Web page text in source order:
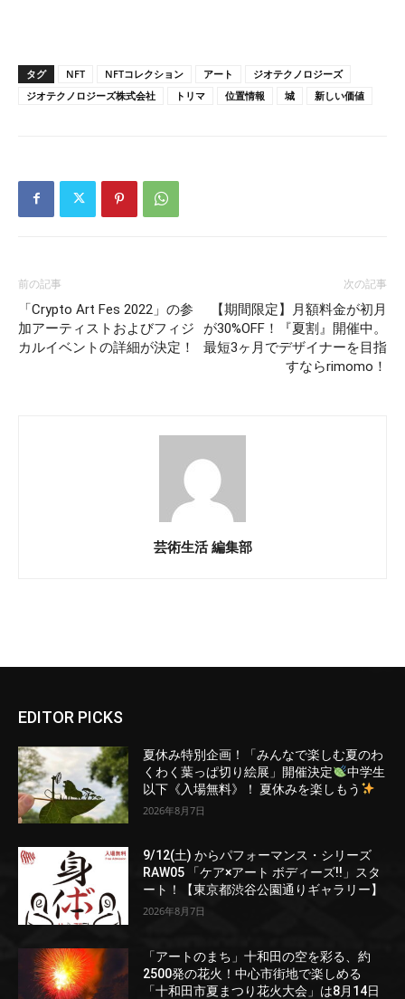
タグ NFT NFTコレクション アート
ジオテクノロジーズ
ジオテクノロジーズ株式会社
トリマ 位置情報 城 新しい価値
前の記事
「Crypto Art Fes 2022」の参
加アーティストおよびフィジ
カルイベントの詳細が決定！
次の記事
【期間限定】月額料金が初月
が30%OFF！『夏割』開催中。
最短3ヶ月でデザイナーを目指
すならrimomo！
芸術生活 編集部
EDITOR PICKS
夏休み特別企画！「みんなで楽しむ夏のわ
くわく葉っぱ切り絵展」開催決定
中学生
以下《入場無料》！ 夏休みを楽しもう
2026年8月7日
9/12(土) からパフォーマンス・シリーズ
RAW05 「ケア×アート ボディーズ!!」スタ
ート！【東京都渋谷公園通りギャラリー】
2026年8月7日
「アートのまち」十和田の空を彩る、約
2500発の花火！中心市街地で楽しめる
「十和田市夏まつり花火大会」は8月14日